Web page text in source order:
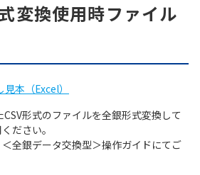
変換使用時ファイル
本（Excel）
形式のファイルを全銀形式変換して
ださい。
全銀データ交換型＞操作ガイドにてご